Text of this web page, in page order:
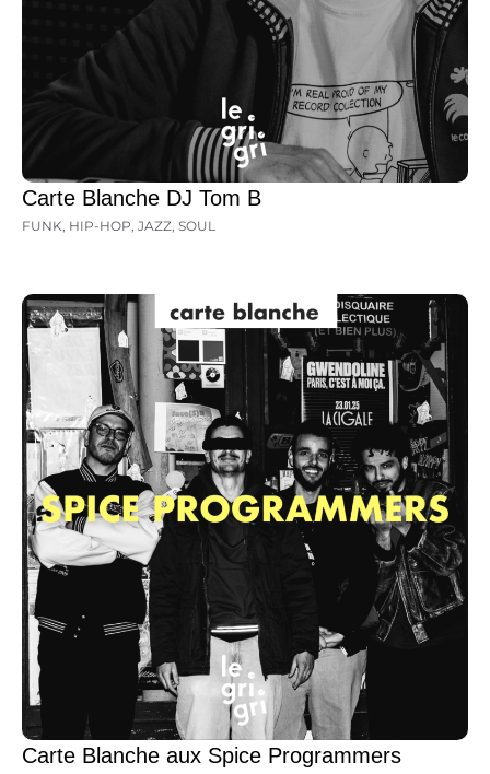
Carte Blanche DJ Tom B
FUNK, HIP-HOP, JAZZ, SOUL
Carte Blanche aux Spice Programmers